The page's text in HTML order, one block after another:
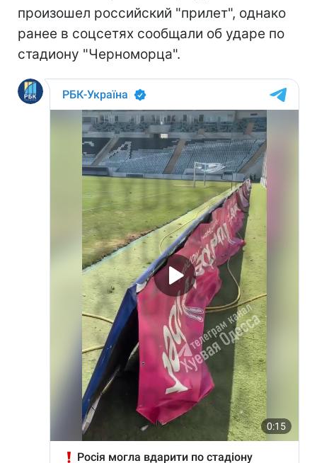
произошел российский "прилет", однако
ранее в соцсетях сообщали об ударе по
стадиону "Черноморца".